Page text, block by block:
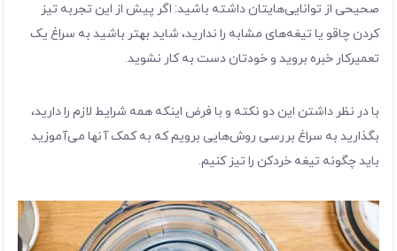
صحیحی از توانایی‌هایتان داشته باشید: اگر پیش از این تجربه تیز
کردن چاقو یا تیغه‌های مشابه را ندارید، شاید بهتر باشید به سراغ یک
تعمیرکار خبره بروید و خودتان دست به کار نشوید.
با در نظر داشتن این دو نکته و با فرض اینکه همه شرایط لازم را دارید،
بگذارید به سراغ بررسی روش‌هایی برویم که به کمک آنها می‌آموزید
باید چگونه تیغه خردکن را تیز کنیم.